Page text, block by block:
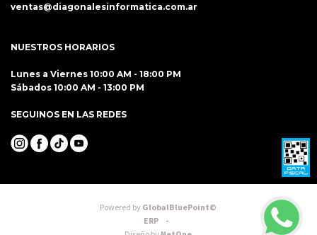
ventas@diagonalesinformatica.com.ar
NUESTROS HORARIOS
Lunes a Viernes 10:00 AM - 18:00 PM
Sábados 10:00 AM - 13:00 PM
SEGUINOS EN LAS REDES
Powered byGlobalBluePoint©
ERP -